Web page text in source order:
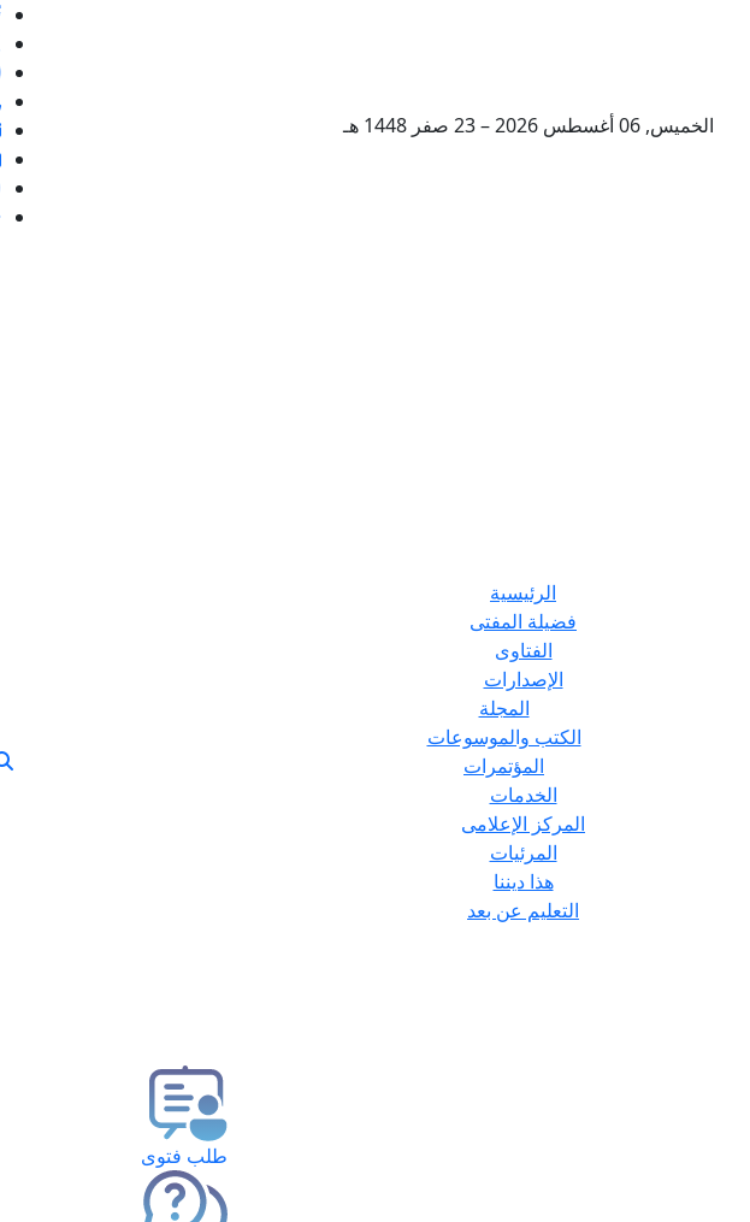
الخميس, 06 أغسطس 2026 – 23 صفر 1448 هـ
الرئيسية
فضيلة المفتى
الفتاوى
الإصدارات
المجلة
الكتب والموسوعات
المؤتمرات
الخدمات
المركز الإعلامى
المرئيات
هذا ديننا
التعليم عن بعد
طلب فتوى